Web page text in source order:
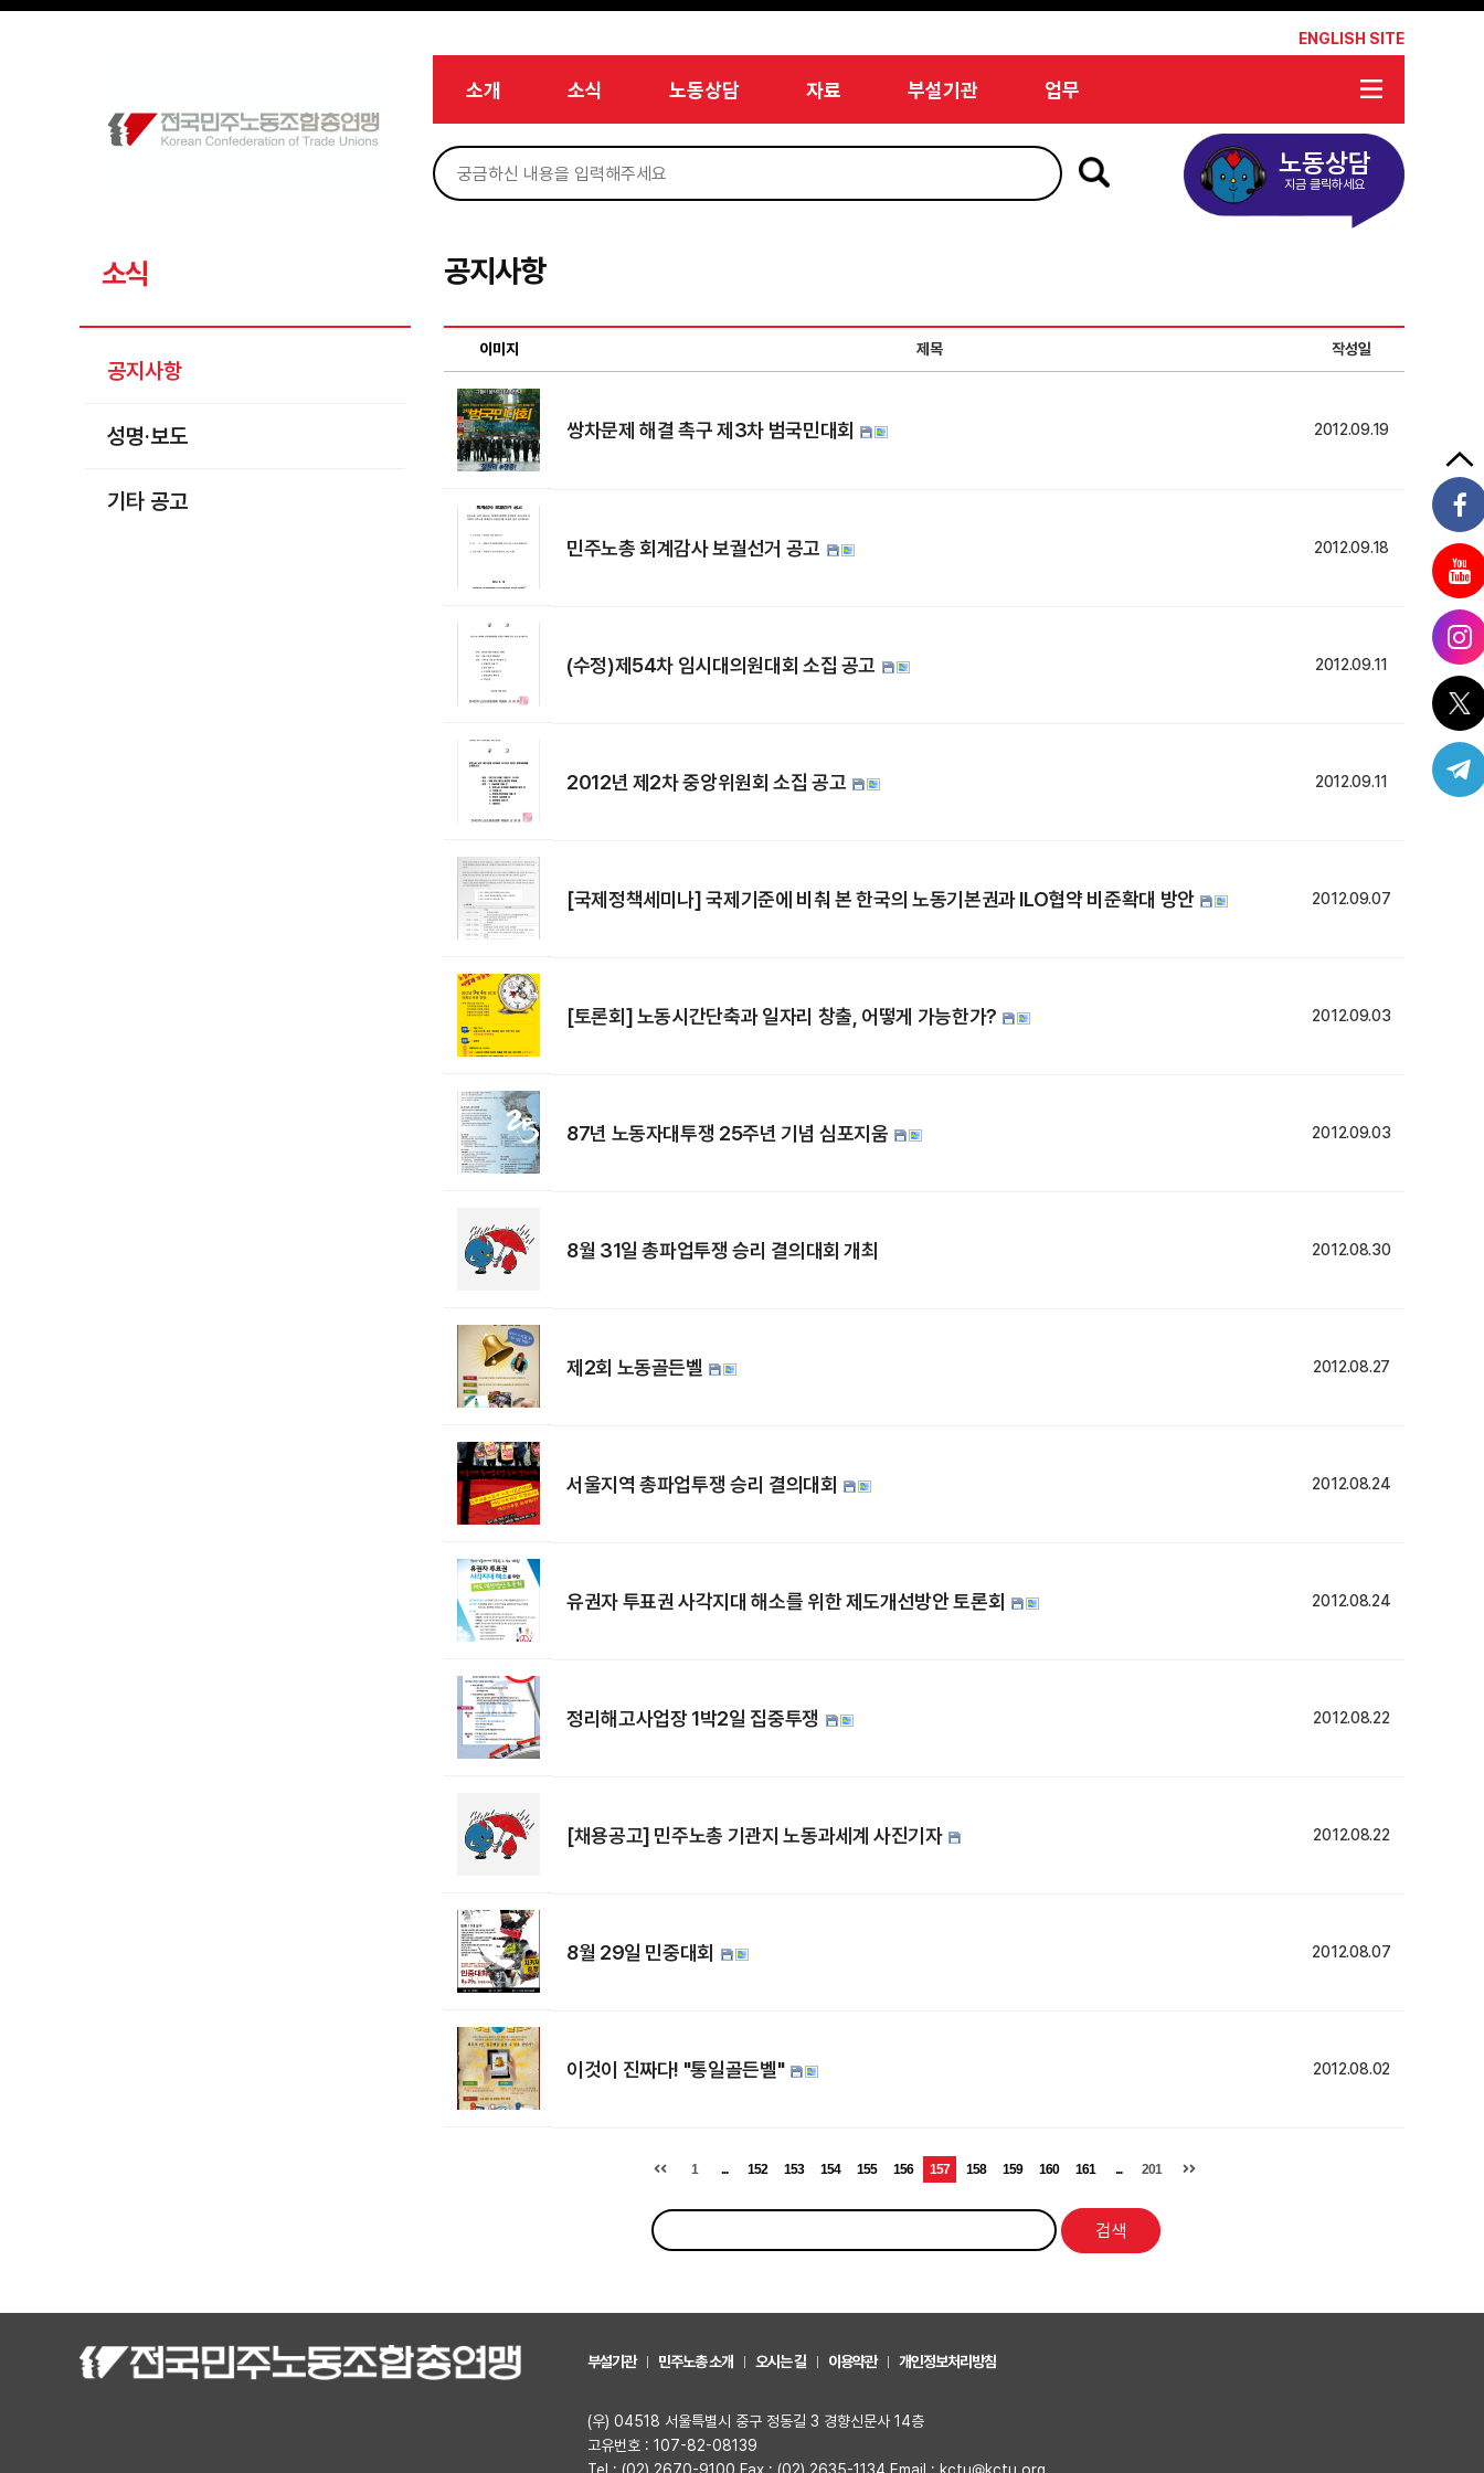
메뉴 건너뛰기
ENGLISH SITE
소개 소식 노동상담 자료 부설기관 업무
노동상담
지금 클릭하세요
소식
공지사항
성명·보도
기타 공고
공지사항
이미지 제목 작성일
쌍차문제 해결 촉구 제3차 범국민대회 2012.09.19
민주노총 회계감사 보궐선거 공고 2012.09.18
(수정)제54차 임시대의원대회 소집 공고 2012.09.11
2012년 제2차 중앙위원회 소집 공고 2012.09.11
[국제정책세미나] 국제기준에 비춰 본 한국의 노동기본권과 ILO협약 비준확대 방안 2012.09.07
[토론회] 노동시간단축과 일자리 창출, 어떻게 가능한가? 2012.09.03
87년 노동자대투쟁 25주년 기념 심포지움 2012.09.03
8월 31일 총파업투쟁 승리 결의대회 개최 2012.08.30
제2회 노동골든벨 2012.08.27
서울지역 총파업투쟁 승리 결의대회 2012.08.24
유권자 투표권 사각지대 해소를 위한 제도개선방안 토론회 2012.08.24
정리해고사업장 1박2일 집중투쟁 2012.08.22
[채용공고] 민주노총 기관지 노동과세계 사진기자 2012.08.22
8월 29일 민중대회 2012.08.07
이것이 진짜다! "통일골든벨" 2012.08.02
1 ... 152 153 154 155 156 157 158 159 160 161 ... 201
검색
부설기관 민주노총 소개 오시는 길 이용약관 개인정보처리방침
(우) 04518 서울특별시 중구 정동길 3 경향신문사 14층
고유번호 : 107-82-08139
Sketchbook5, 스케치북5